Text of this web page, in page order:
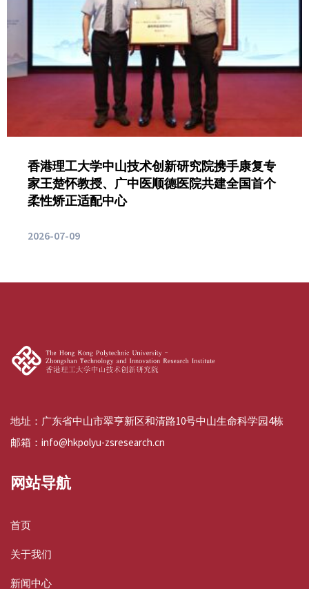
香港理工大学中山技术创新研究院携手康复专
家王楚怀教授、广中医顺德医院共建全国首个
柔性矫正适配中心
2026-07-09
地址：广东省中山市翠亨新区和清路10号中山生命科学园4栋
邮箱：info@hkpolyu-zsresearch.cn
网站导航
首页
关于我们
新闻中心